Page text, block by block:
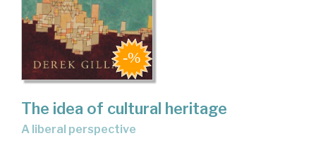
The idea of cultural heritage
a liberal perspective